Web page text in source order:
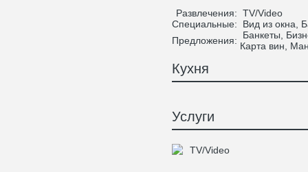
Развлечения: TV/Video
Специальные:
Вид из окна,
Предложения:
Банкеты,
Карта вин,
Кухня
Услуги
TV/Video